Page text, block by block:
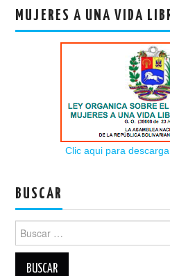
MUJERES A UNA VIDA
Clic aqui para
BUSCAR